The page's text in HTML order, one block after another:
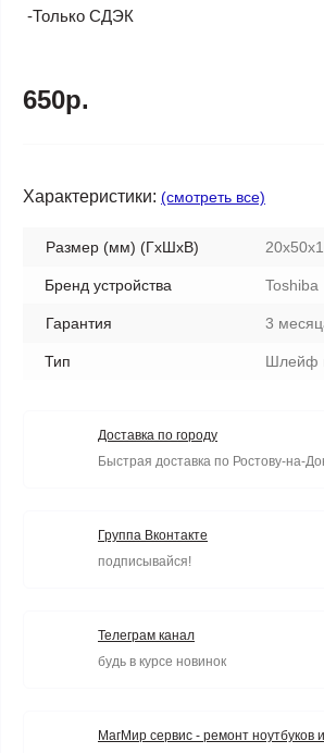
-Только СДЭК
650р.
Характеристики: (смотреть все)
Размер (мм) (ГхШхВ)
Бренд устройства Toshiba
Гарантия 3
Тип Шлейф
Доставка по городу
Быстрая доставка по Ростову-на-
Группа Вконтакте
подписывайся!
Телеграм канал
будь в курсе новинок
МагМир сервис - ремонт ноутбуков